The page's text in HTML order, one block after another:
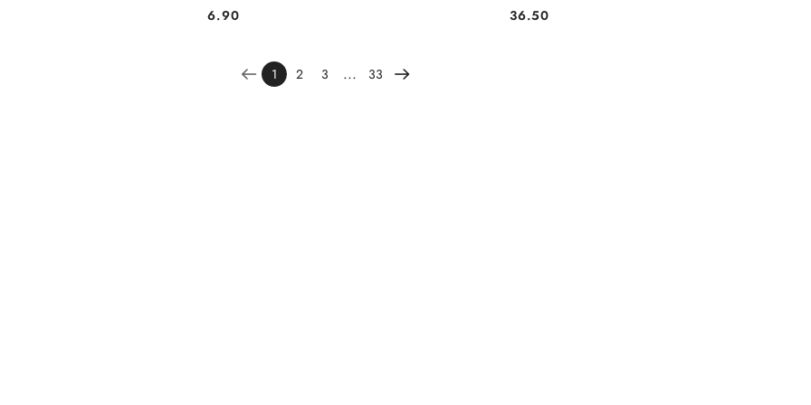
Cena:
6.90 Cena:
36.50
1 2 3 ... 33